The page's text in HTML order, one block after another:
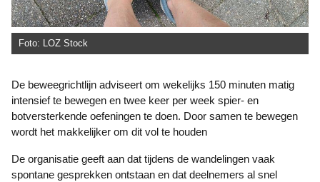
Foto: LOZ Stock
De beweegrichtlijn adviseert om wekelijks 150 minuten matig
intensief te bewegen en twee keer per week spier- en
botversterkende oefeningen te doen. Door samen te bewegen
wordt het makkelijker om dit vol te houden
De organisatie geeft aan dat tijdens de wandelingen vaak
spontane gesprekken ontstaan en dat deelnemers al snel